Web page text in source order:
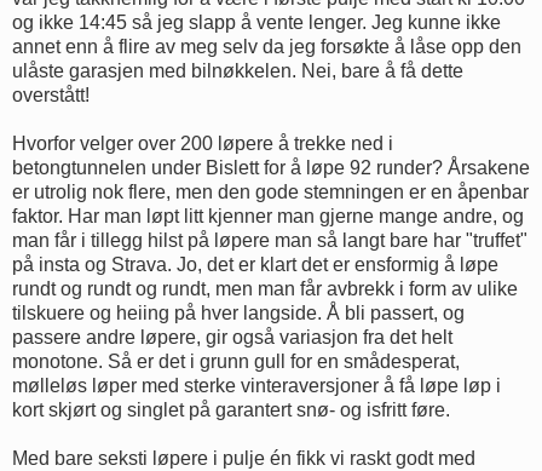
og ikke 14:45 så jeg slapp å vente lenger. Jeg kunne ikke
annet enn å flire av meg selv da jeg forsøkte å låse opp den
ulåste garasjen med bilnøkkelen. Nei, bare å få dette
overstått!
Hvorfor velger over 200 løpere å trekke ned i
betongtunnelen under Bislett for å løpe 92 runder? Årsakene
er utrolig nok flere, men den gode stemningen er en åpenbar
faktor. Har man løpt litt kjenner man gjerne mange andre, og
man får i tillegg hilst på løpere man så langt bare har "truffet"
på insta og Strava. Jo, det er klart det er ensformig å løpe
rundt og rundt og rundt, men man får avbrekk i form av ulike
tilskuere og heiing på hver langside. Å bli passert, og
passere andre løpere, gir også variasjon fra det helt
monotone. Så er det i grunn gull for en smådesperat,
mølleløs løper med sterke vinteraversjoner å få løpe løp i
kort skjørt og singlet på garantert snø- og isfritt føre.
Med bare seksti løpere i pulje én fikk vi raskt godt med